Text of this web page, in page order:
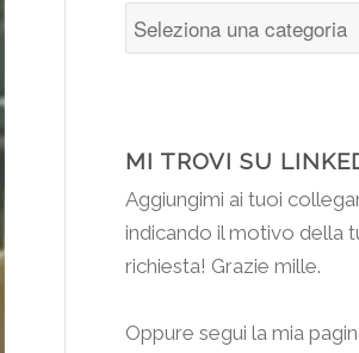
MI TROVI SU
Aggiungimi ai tuoi
indicando il motivo della
richiesta! Grazie mille.
Oppure segui la mia